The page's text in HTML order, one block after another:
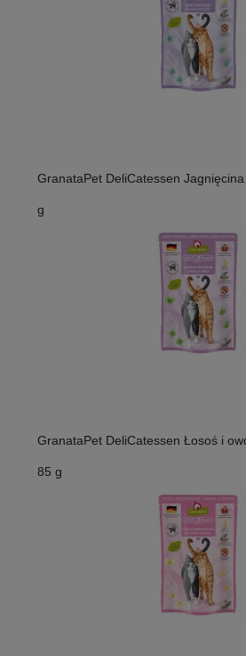
GranataPet DeliCatessen
g
GranataPet DeliCatessen Łosoś i
85 g